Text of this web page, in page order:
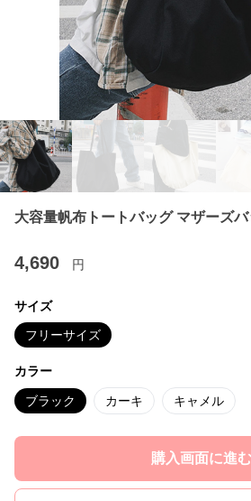
大容量帆布トートバッグ マザーズ
4,690 円
サイズ
フリーサイズ
カラー
ブラック カーキ キャメル
購入画面に進む